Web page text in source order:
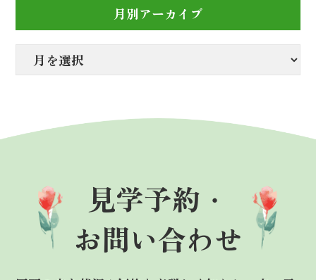
月別アーカイブ
見学予約・
お問い合わせ